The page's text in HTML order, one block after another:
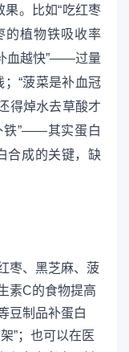
。比如“吃红枣
植物铁吸收率
血越快”——过量
“菠菜是补血冠
得焯水去草酸才
铁”——其实蛋白
合成的关键，缺
枣、黑芝麻、菠
素C的食物提高
豆制品补蛋白
”；也可以在医